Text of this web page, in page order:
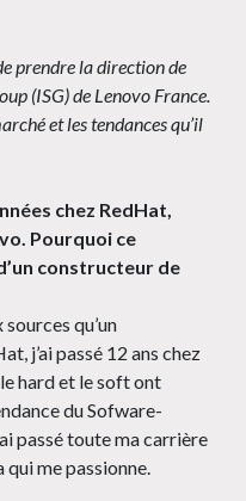
prendre la direction de
(ISG) de Lenovo France.
et les tendances qu’il
chez RedHat,
Pourquoi ce
constructeur de
qu’un
j’ai passé 12 ans chez
hard et le soft ont
du Sofware-
passé toute ma carrière
qui me passionne.